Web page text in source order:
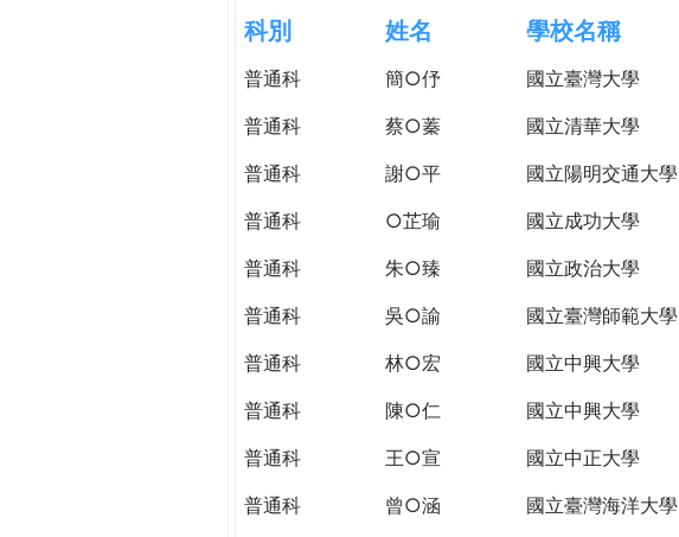
h
e
r
科別 姓名 學校名稱
普通科 簡○伃 國立臺灣大學
普通科
蔡○蓁 國立清華大學
普通科
謝○平 國立陽明交通大學
普通科
○芷瑜 國立成功大學
普通科
朱○臻 國立政治大學
普通科
吳○諭 國立臺灣師範大學
普通科
林○宏 國立中興大學
普通科
陳○仁 國立中興大學
普通科
王○宣 國立中正大學
普通科
曾○涵 國立臺灣海洋大學